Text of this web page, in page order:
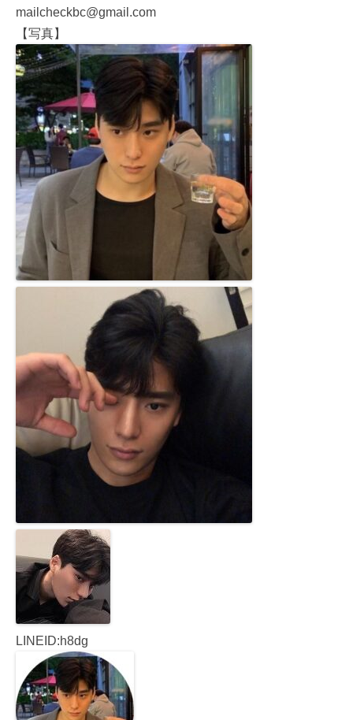
mailcheckbc@gmail.com
【写真】
LINEID:h8dg